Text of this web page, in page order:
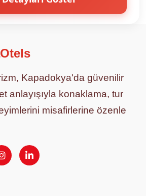
Kapadokya'da güvenilir
anlayışıyla konaklama, tur
misafirlerine özenle